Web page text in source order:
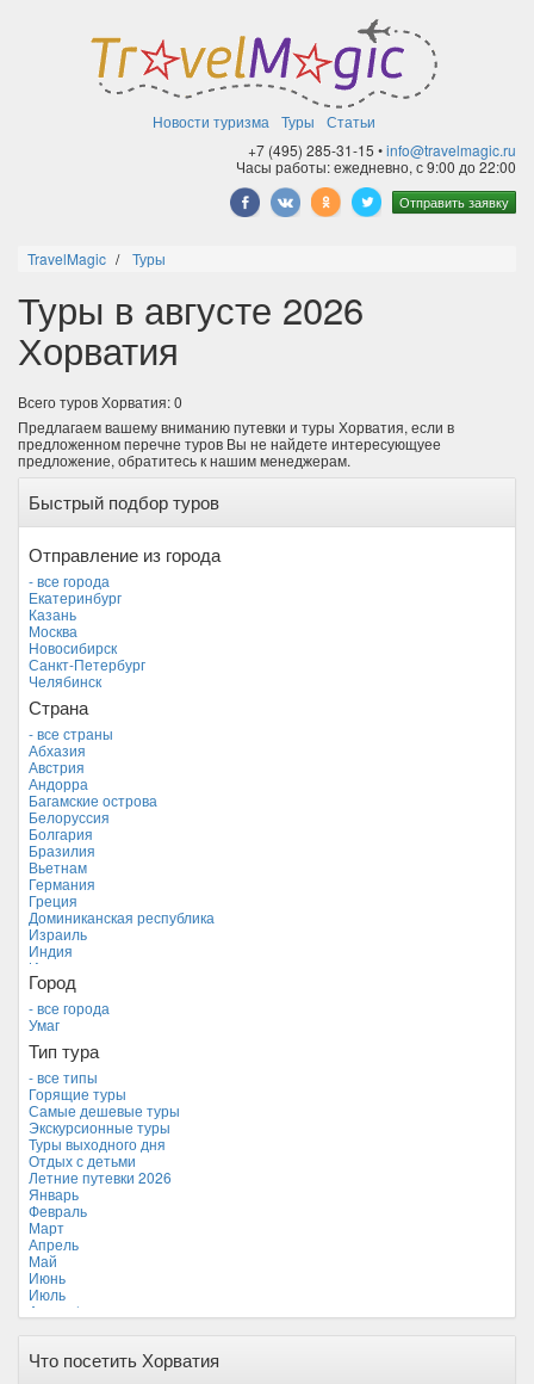
Новости туризма Туры
Статьи
+7 (495) 285-31-15 •info@travelmagic.ru
Часы работы: ежедневно, с 9:00 до 22:00
Отправить заявку
TravelMagic Туры
Туры в августе 2026
Хорватия
Всего туров Хорватия: 0
Предлагаем вашему вниманию путевки и туры Хорватия, если в
предложенном перечне туров Вы не найдете интересующуее
предложение, обратитесь к нашим менеджерам.
Быстрый подбор туров
Отправление из города
- все города
Екатеринбург
Казань
Москва
Новосибирск
Санкт-Петербург
Челябинск
Страна
- все страны
Абхазия
Австрия
Андорра
Багамские острова
Белоруссия
Болгария
Бразилия
Вьетнам
Германия
Греция
Доминиканская республика
Израиль
Индия
Индонезия
Иордания
Италия
Камбоджа
Кипр
Мальдивские острова
Мальта
Новая Зеландия
Объединенные Арабские Эмираты
Перу
Россия
Таиланд
Тунис
Турция
Финляндия
Франция
Хорватия *
Черногория
Чехия
Город
- все города
Умаг
Тип тура
- все типы
Горящие туры
Самые дешевые туры
Экскурсионные туры
Туры выходного дня
Отдых с детьми
Летние путевки 2026
Январь
Февраль
Март
Апрель
Май
Июнь
Июль
Август *
Ноябрь
Что посетить Хорватия